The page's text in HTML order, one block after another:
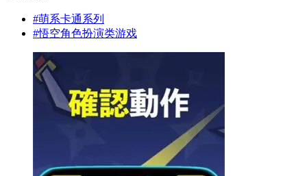
#萌系卡通系列
#悟空角色扮演类游戏